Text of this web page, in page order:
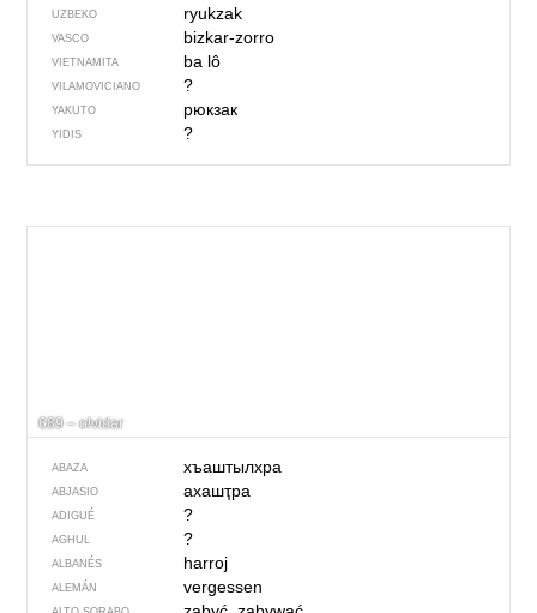
UZBEKO ryukzak
VASCO bizkar-zorro
VIETNAMITA ba lô
VILAMOVICIANO ?
YAKUTO рюкзак
YIDIS ?
689 – olvidar
ABAZA хъаштылхра
ABJASIO ахашҭра
ADIGUÉ ?
AGHUL ?
ALBANÉS harroj
ALEMÁN vergessen